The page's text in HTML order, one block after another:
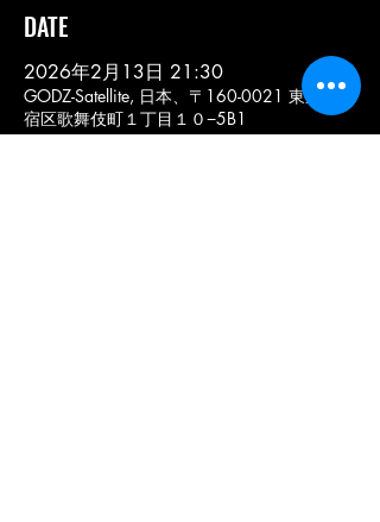
DATE
2026年2月13日 21:30
GODZ-Satellite, 日本、〒160-0021 東京都新
宿区歌舞伎町１丁目１０−5B1